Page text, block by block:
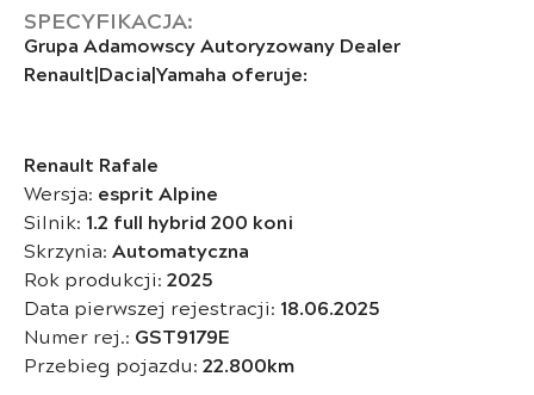
SPECYFIKACJA:
Grupa Adamowscy Autoryzowany Dealer
Renault|Dacia|Yamaha oferuje:
Renault Rafale
Wersja: esprit Alpine
Silnik: 1.2 full hybrid 200 koni
Skrzynia: Automatyczna
Rok produkcji: 2025
Data pierwszej rejestracji: 18.06.2025
Numer rej.: GST9179E
Przebieg pojazdu: 22.800km